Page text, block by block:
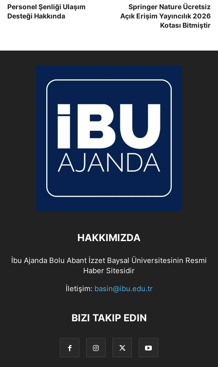
Personel Şenliği Ulaşım
Desteği Hakkında
Springer Nature Ücretsiz
Açık Erişim Yayıncılık 2026
Kotası Bitmiştir
HAKKIMIZDA
İbu Ajanda Bolu Abant İzzet Baysal Üniversitesinin Resmi
Haber Sitesidir
İletişim: basin@ibu.edu.tr
BIZI TAKIP EDIN